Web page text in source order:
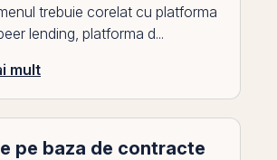
trebuie corelat cu platforma
lending, platforma d...
mult
pe baza de contracte